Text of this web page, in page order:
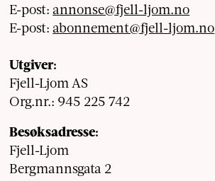
E-post:annonse@fjell-ljom.no
E-post:abonnement@fjell-ljom.no
Utgiver:
Fjell-Ljom AS
Org.nr.: 945 225 742
Besøksadresse:
Fjell-Ljom
Bergmannsgata 2